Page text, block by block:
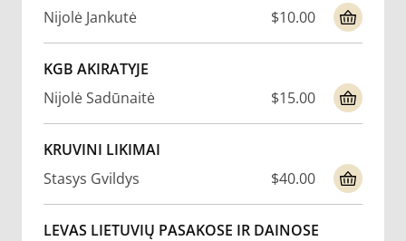
Nijolė Jankutė
$10.00
KGB AKIRATYJE
Nijolė Sadūnaitė
$15.00
KRUVINI LIKIMAI
Stasys Gvildys
$40.00
LEVAS LIETUVIŲ PASAKOSE IR DAINOSE